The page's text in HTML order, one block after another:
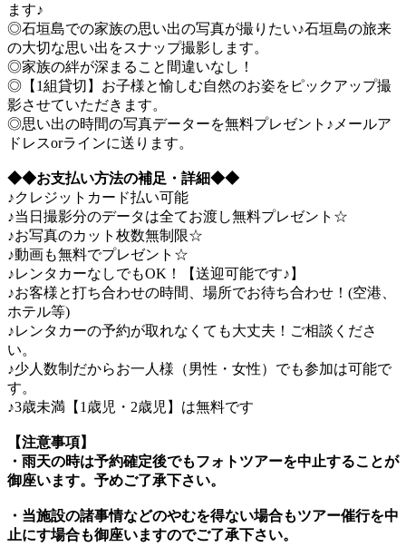
ます♪
◎石垣島での家族の思い出の写真が撮りたい♪石垣島の旅来
の大切な思い出をスナップ撮影します。
◎家族の絆が深まること間違いなし！
◎【1組貸切】お子様と愉しむ自然のお姿をピックアップ撮
影させていただきます。
◎思い出の時間の写真データーを無料プレゼント♪メールア
ドレスorラインに送ります。
◆◆お支払い方法の補足・詳細◆◆
♪クレジットカード払い可能
♪当日撮影分のデータは全てお渡し無料プレゼント☆
♪お写真のカット枚数無制限☆
♪動画も無料でプレゼント☆
♪レンタカーなしでもOK！【送迎可能です♪】
♪お客様と打ち合わせの時間、場所でお待ち合わせ！(空港、
ホテル等)
♪レンタカーの予約が取れなくても大丈夫！ご相談くださ
い。
♪少人数制だからお一人様（男性・女性）でも参加は可能で
す。
♪3歳未満【1歳児・2歳児】は無料です
【注意事項】
・雨天の時は予約確定後でもフォトツアーを中止することが
御座います。予めご了承下さい。
・当施設の諸事情などのやむを得ない場合もツアー催行を中
止にす場合も御座いますのでご了承下さい。